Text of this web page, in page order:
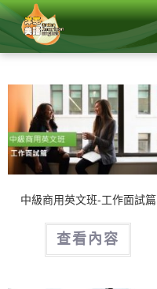
中級商用英文班-工作面試篇
查看內容